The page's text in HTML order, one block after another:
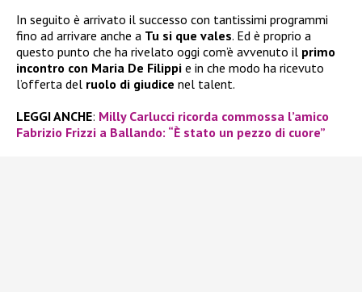
In seguito è arrivato il successo con tantissimi programmi
fino ad arrivare anche a Tu si que vales. Ed è proprio a
questo punto che ha rivelato oggi com’è avvenuto il primo
incontro con Maria De Filippi e in che modo ha ricevuto
l’offerta del ruolo di giudice nel talent.
LEGGI ANCHE: Milly Carlucci ricorda commossa l’amico
Fabrizio Frizzi a Ballando: “È stato un pezzo di cuore”